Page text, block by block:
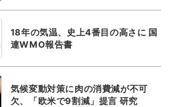
18年の気温、史上4番目の高さに 国
連WMO報告書
気候変動対策に肉の消費減が不可
欠、「欧米で9割減」提言 研究